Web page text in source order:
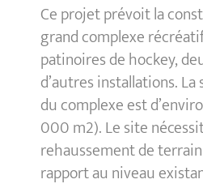
Ce projet prévoit la
grand complexe
patinoires de hockey,
d’autres installations.
du complexe est
000 m2). Le site
rehaussement de
rapport au niveau